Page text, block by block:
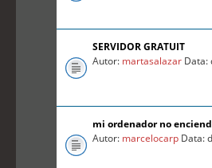
SERVIDOR GRATUIT
Autor: martasalazar Data:
mi ordenador no
Autor: marcelocarp Data: